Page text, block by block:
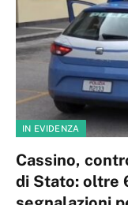
IN EVIDENZA
Cassino,
di Stato: oltre